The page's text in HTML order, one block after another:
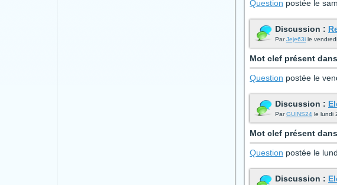
Question postée le
Discussion :
ParJeje63i le
Mot clef présent
Question postée le
Discussion :
ParGUINS24 le lundi
Mot clef présent
Question postée le
Discussion :